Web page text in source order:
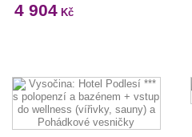
4 904 Kč